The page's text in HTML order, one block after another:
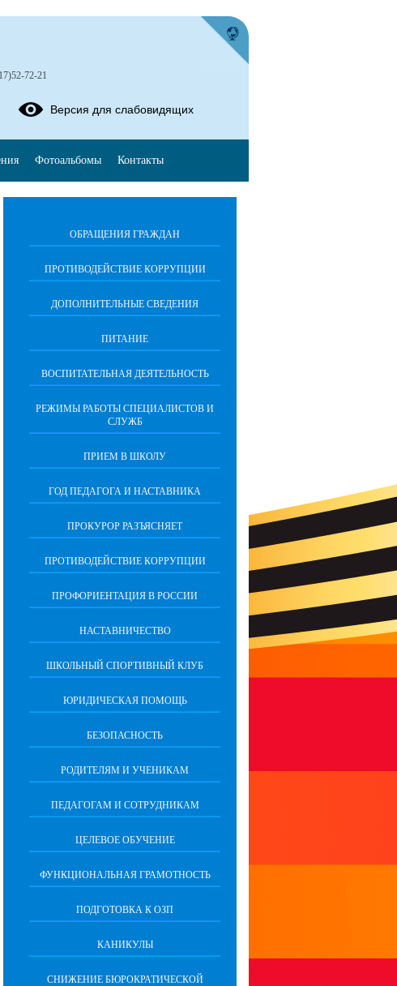
ОБРАЩЕНИЯ ГРАЖДАН
ПРОТИВОДЕЙСТВИЕ КОРРУПЦИИ
ДОПОЛНИТЕЛЬНЫЕ СВЕДЕНИЯ
ПИТАНИЕ
ВОСПИТАТЕЛЬНАЯ ДЕЯТЕЛЬНОСТЬ
РЕЖИМЫ РАБОТЫ СПЕЦИАЛИСТОВ И
СЛУЖБ
ПРИЕМ В ШКОЛУ
ГОД ПЕДАГОГА И НАСТАВНИКА
ПРОКУРОР РАЗЪЯСНЯЕТ
ПРОТИВОДЕЙСТВИЕ КОРРУПЦИИ
ПРОФОРИЕНТАЦИЯ В РОССИИ
НАСТАВНИЧЕСТВО
ШКОЛЬНЫЙ СПОРТИВНЫЙ КЛУБ
ЮРИДИЧЕСКАЯ ПОМОЩЬ
БЕЗОПАСНОСТЬ
РОДИТЕЛЯМ И УЧЕНИКАМ
ПЕДАГОГАМ И СОТРУДНИКАМ
ЦЕЛЕВОЕ ОБУЧЕНИЕ
ФУНКЦИОНАЛЬНАЯ ГРАМОТНОСТЬ
ПОДГОТОВКА К ОЗП
КАНИКУЛЫ
СНИЖЕНИЕ БЮРОКРАТИЧЕСКОЙ
72-21
Версия для слабовидящих
Фотоальбомы Контакты